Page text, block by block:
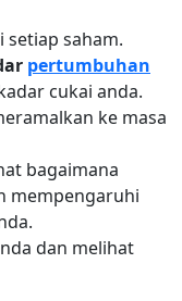
setiap saham.
pertumbuhan
cukai anda.
ke masa
bagaimana
mempengaruhi
dan melihat